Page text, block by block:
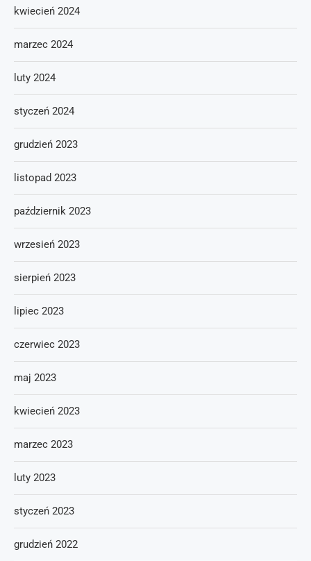
kwiecień 2024
marzec 2024
luty 2024
styczeń 2024
grudzień 2023
listopad 2023
październik 2023
wrzesień 2023
sierpień 2023
lipiec 2023
czerwiec 2023
maj 2023
kwiecień 2023
marzec 2023
luty 2023
styczeń 2023
grudzień 2022